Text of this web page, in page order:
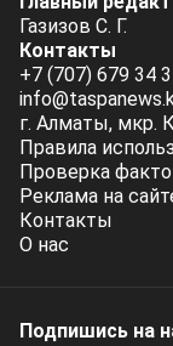
Газизов С. Г.
Контакты
+7 (707) 679 34
г. Алматы, мкр.
Правила
Проверка
Реклама на
Контакты
О нас
Подпишись на